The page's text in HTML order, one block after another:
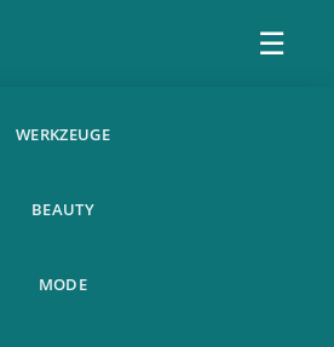
☰
WERKZEUGE
BEAUTY
MODE
Tisch